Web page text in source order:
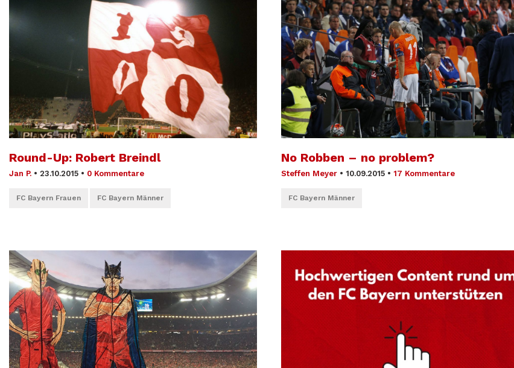
Round-Up: Robert Breindl
Jan P. • 23.10.2015 • 0 Kommentare
FC Bayern Frauen FC Bayern Männer
No Robben – no problem?
Steffen Meyer • 10.09.2015 • 17 Kommentare
FC Bayern Männer